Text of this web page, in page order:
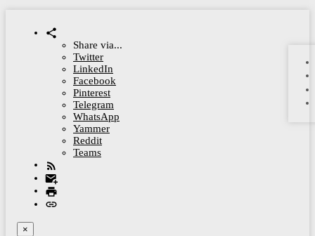
Share via...
Twitter
LinkedIn
Facebook
Pinterest
Telegram
WhatsApp
Yammer
Reddit
Teams
×